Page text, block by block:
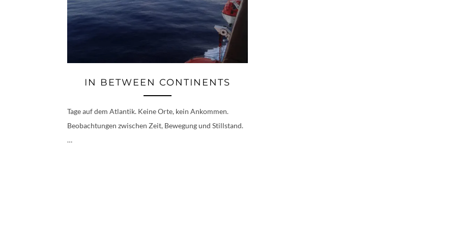
IN BETWEEN CONTINENTS
Tage auf dem Atlantik. Keine Orte, kein Ankommen.
Beobachtungen zwischen Zeit, Bewegung und Stillstand.
…